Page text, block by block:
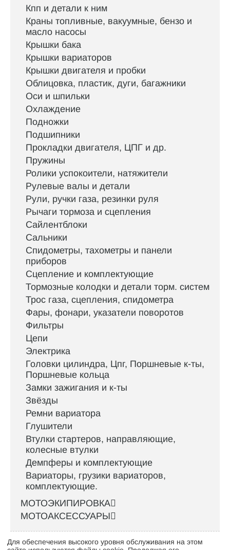
Кпп и детали к ним
Краны топливные, вакуумные, бензо и
масло насосы
Крышки бака
Крышки вариаторов
Крышки двигателя и пробки
Облицовка, пластик, дуги, багажники
Оси и шпильки
Охлаждение
Подножки
Подшипники
Прокладки двигателя, ЦПГ и др.
Пружины
Ролики успокоители, натяжители
Рулевые валы и детали
Рули, ручки газа, резинки руля
Рычаги тормоза и сцепления
Сайлентблоки
Сальники
Спидометры, тахометры и панели
приборов
Сцепление и комплектующие
Тормозные колодки и детали торм. систем
Трос газа, сцепления, спидометра
Фары, фонари, указатели поворотов
Фильтры
Цепи
Электрика
Головки цилиндра, Цпг, Поршневые к-ты,
Поршневые кольца
Замки зажигания и к-ты
Звёзды
Ремни вариатора
Глушители
Втулки стартеров, направляющие,
колесные втулки
Демпферы и комплектующие
Вариаторы, грузики вариаторов,
комплектующие.
МОТОЭКИПИРОВКА
МОТОАКСЕССУАРЫ
Для обеспечения высокого уровня обслуживания на этом